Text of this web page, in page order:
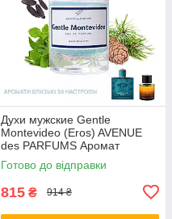
Духи мужские Gentle
Montevideo (Eros) AVENUE
des PARFUMS Аромат
свежести и энергии.
Готово до відправки
815 ₴ 914 ₴